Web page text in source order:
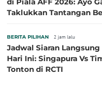
Taklukkan Tantangan
BERITA PILIHAN 2 jam lalu
Jadwal Siaran Langsung
Hari Ini: Singapura Vs
Tonton di RCTI